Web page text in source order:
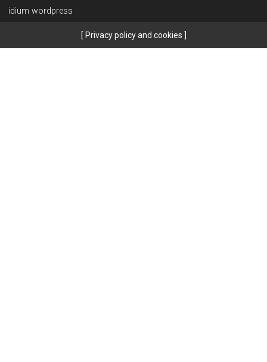
idium wordpress
Privacy policy and cookies